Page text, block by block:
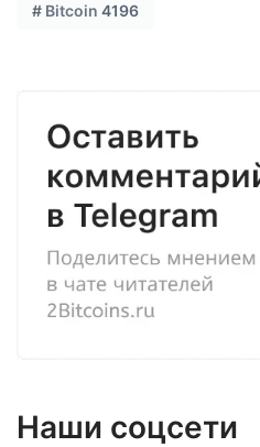
# Bitcoin 4196
Наши соцсети